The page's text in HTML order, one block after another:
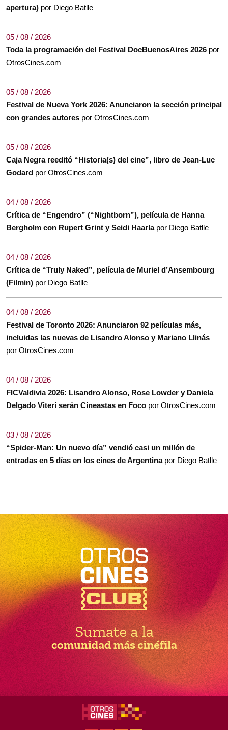
apertura) por Diego Batlle
05 / 08 / 2026
Toda la programación del Festival DocBuenosAires 2026 por
OtrosCines.com
05 / 08 / 2026
Festival de Nueva York 2026: Anunciaron la sección principal
con grandes autores por OtrosCines.com
05 / 08 / 2026
Caja Negra reeditó “Historia(s) del cine”, libro de Jean-Luc
Godard por OtrosCines.com
04 / 08 / 2026
Crítica de “Engendro” (“Nightborn”), película de Hanna
Bergholm con Rupert Grint y Seidi Haarla por Diego Batlle
04 / 08 / 2026
Crítica de “Truly Naked”, película de Muriel d’Ansembourg
(Filmin) por Diego Batlle
04 / 08 / 2026
Festival de Toronto 2026: Anunciaron 92 películas más,
incluidas las nuevas de Lisandro Alonso y Mariano Llinás
por OtrosCines.com
04 / 08 / 2026
FICValdivia 2026: Lisandro Alonso, Rose Lowder y Daniela
Delgado Viteri serán Cineastas en Foco por OtrosCines.com
03 / 08 / 2026
“Spider-Man: Un nuevo día” vendió casi un millón de
entradas en 5 días en los cines de Argentina por Diego Batlle